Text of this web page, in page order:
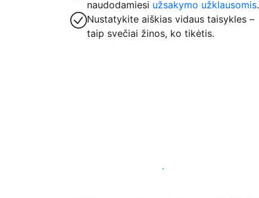
naudodamiesi užsakymo užklausomis.
Nustatykite aiškias vidaus taisykles –
taip svečiai žinos, ko tikėtis.
Registruotis mūsų platformoje dabar